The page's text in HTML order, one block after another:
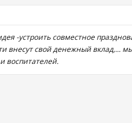
-устроить совместное
внесут свой денежный вклад,...
воспитателей.